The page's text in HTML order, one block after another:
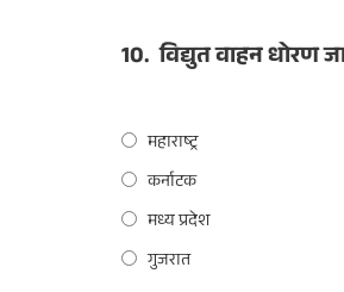
10. विद्युत वाहन धोरण
महाराष्ट्र
कर्नाटक
मध्य प्रदेश
गुजरात